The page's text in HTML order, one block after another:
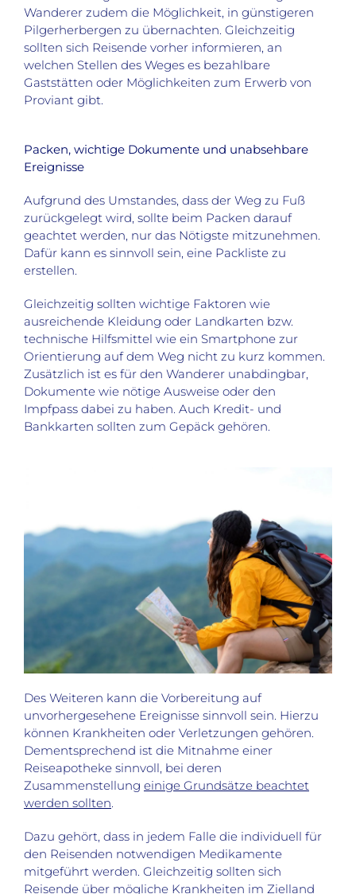
Wanderer zudem die Möglichkeit, in günstigeren
Pilgerherbergen zu übernachten. Gleichzeitig
sollten sich Reisende vorher informieren, an
welchen Stellen des Weges es bezahlbare
Gaststätten oder Möglichkeiten zum Erwerb von
Proviant gibt.
Packen, wichtige Dokumente und unabsehbare
Ereignisse
Aufgrund des Umstandes, dass der Weg zu Fuß
zurückgelegt wird, sollte beim Packen darauf
geachtet werden, nur das Nötigste mitzunehmen.
Dafür kann es sinnvoll sein, eine Packliste zu
erstellen.
Gleichzeitig sollten wichtige Faktoren wie
ausreichende Kleidung oder Landkarten bzw.
technische Hilfsmittel wie ein Smartphone zur
Orientierung auf dem Weg nicht zu kurz kommen.
Zusätzlich ist es für den Wanderer unabdingbar,
Dokumente wie nötige Ausweise oder den
Impfpass dabei zu haben. Auch Kredit- und
Bankkarten sollten zum Gepäck gehören.
Des Weiteren kann die Vorbereitung auf
unvorhergesehene Ereignisse sinnvoll sein. Hierzu
können Krankheiten oder Verletzungen gehören.
Dementsprechend ist die Mitnahme einer
Reiseapotheke sinnvoll, bei deren
Zusammenstellung einige Grundsätze beachtet
werden sollten.
Dazu gehört, dass in jedem Falle die individuell für
den Reisenden notwendigen Medikamente
mitgeführt werden. Gleichzeitig sollten sich
Reisende über mögliche Krankheiten im Zielland